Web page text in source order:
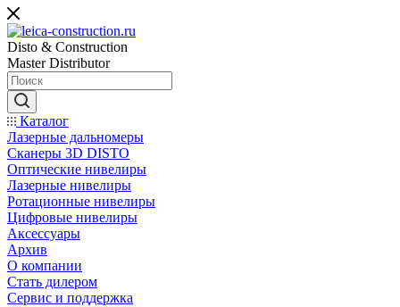
Disto & Construction
Master Distributor
Каталог
Лазерные дальномеры
Сканеры 3D DISTO
Оптические нивелиры
Лазерные нивелиры
Ротационные нивелиры
Цифровые нивелиры
Аксессуары
Архив
О компании
Стать дилером
Сервис и поддержка